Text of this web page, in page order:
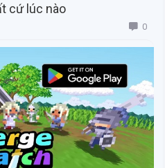
cứ lúc nào
0